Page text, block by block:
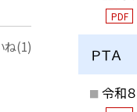
ね(1)
PDF
ＰＴＡ
令和